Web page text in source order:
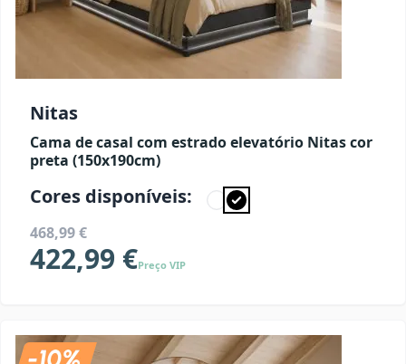
Nitas
Cama de casal com estrado elevatório Nitas cor
preta (150x190cm)
Cores disponíveis:
468,99 €
422,99 €Preço VIP